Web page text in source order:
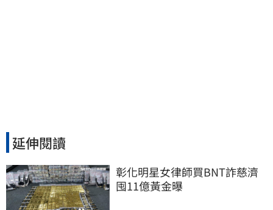
延伸閱讀
彰化明星女律師買BNT詐慈濟
囤11億黃金曝